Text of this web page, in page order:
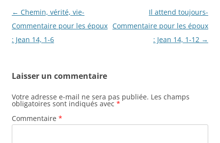
Navigation
des
articles
← Chemin, vérité, vie-
Commentaire pour les époux
: Jean 14, 1-6
Il attend toujours-
Commentaire pour les époux
: Jean 14, 1-12 →
Laisser un commentaire
Votre adresse e-mail ne sera pas publiée. Les champs
obligatoires sont indiqués avec *
Commentaire *